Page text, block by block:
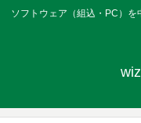
ソフトウェア（組込・PC）